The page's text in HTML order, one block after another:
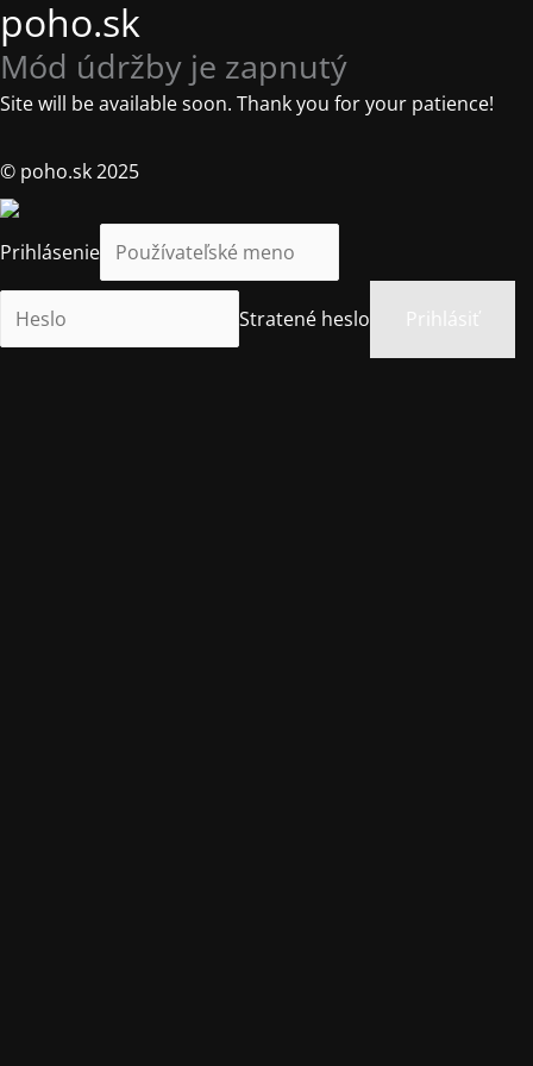
poho.sk
Mód údržby je zapnutý
Site will be available soon. Thank you for your patience!
© poho.sk 2025
Prihlásenie
Stratené heslo